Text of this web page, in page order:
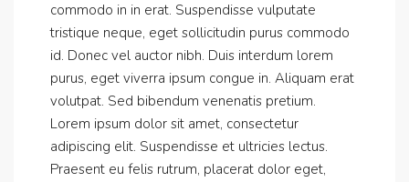
commodo in in erat. Suspendisse vulputate
tristique neque, eget sollicitudin purus commodo
id. Donec vel auctor nibh. Duis interdum lorem
purus, eget viverra ipsum congue in. Aliquam erat
volutpat. Sed bibendum venenatis pretium.
Lorem ipsum dolor sit amet, consectetur
adipiscing elit. Suspendisse et ultricies lectus.
Praesent eu felis rutrum, placerat dolor eget,